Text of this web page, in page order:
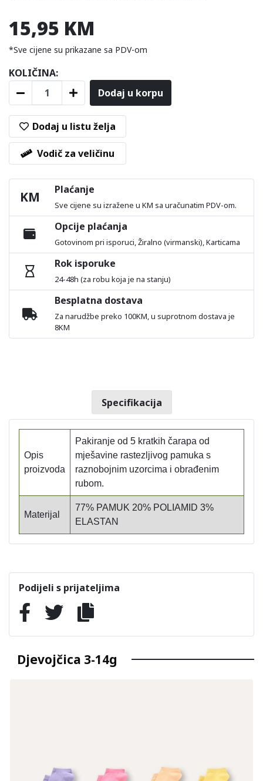
15,95 KM
*Sve cijene su prikazane sa PDV-om
KOLIČINA:
Dodaj u korpu
Dodaj u listu želja
Vodič za veličinu
KM Plaćanje
Sve cijene su izražene u KM sa uračunatim PDV-om.
Opcije plaćanja
Gotovinom pri isporuci, Žiralno (virmanski), Karticama
Rok isporuke
24-48h (za robu koja je na stanju)
Besplatna dostava
Za narudžbe preko 100KM, u suprotnom dostava je
8KM
Specifikacija
Opis
proizvoda
Pakiranje od 5 kratkih čarapa od
mješavine rastezljivog pamuka s
raznobojnim uzorcima i obrađenim
rubom.
Materijal
77% PAMUK 20% POLIAMID 3%
ELASTAN
Podijeli s prijateljima
Djevojčica 3-14g